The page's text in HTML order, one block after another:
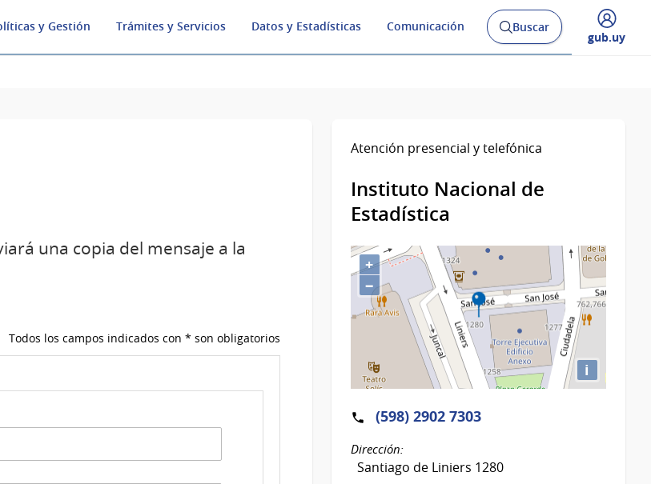
y Gestión Trámites y Servicios Datos y Estadísticas Comunicación
Abrir
buscador
Buscar
Desplegar
gub.uy
una copia del mensaje a la
Todos los campos indicados con * son obligatorios
Atención presencial y telefónica
Instituto Nacional de
Estadística
+
−
i
(598) 2902 7303
Dirección:
Santiago de Liniers 1280